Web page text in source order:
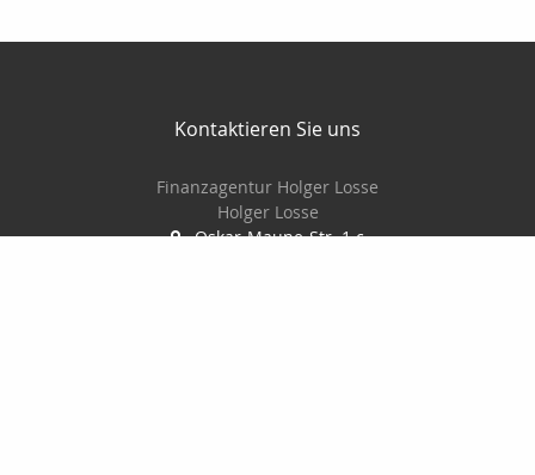
Kontaktieren Sie uns
Finanzagentur Holger Losse
Holger Losse
Oskar-Maune-Str. 1 c